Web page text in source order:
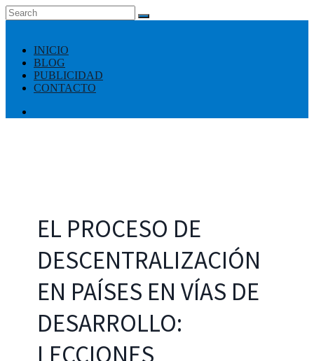
INICIO
BLOG
PUBLICIDAD
CONTACTO
EL PROCESO DE
DESCENTRALIZACIÓN
EN PAÍSES EN VÍAS DE
DESARROLLO:
LECCIONES